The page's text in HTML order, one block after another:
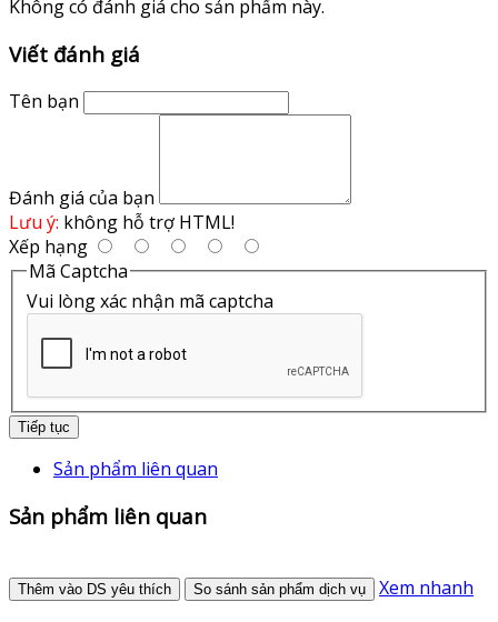
Không có đánh giá cho sản phẩm này.
Viết đánh giá
Tên bạn
Đánh giá của bạn
Lưu ý: không hỗ trợ HTML!
Xếp hạng
Mã Captcha
Vui lòng xác nhận mã captcha
Tiếp tục
Sản phẩm liên quan
Sản phẩm liên quan
Thêm vào DS yêu thích So sánh sản phẩm dịch vụ Xem nhanh